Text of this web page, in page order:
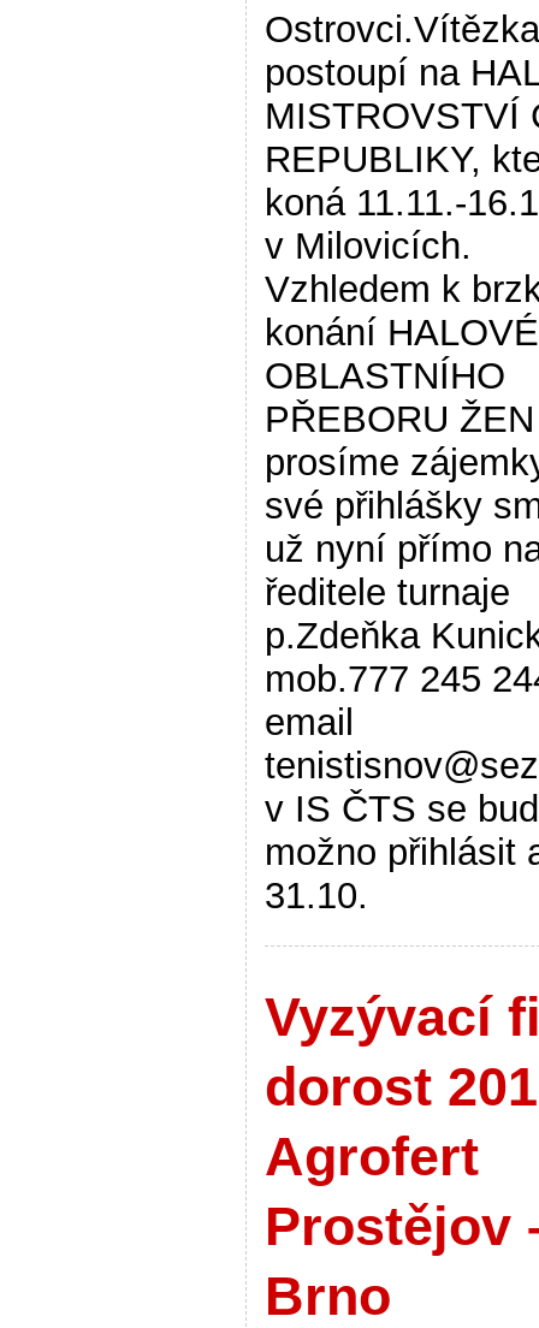
postoupí na
MISTROVSTVÍ
REPUBLIKY,
koná 11.11.-
v Milovicích.
Vzhledem k
konání
OBLASTNÍHO
PŘEBORU ŽEN
prosíme
své přihlášky
už nyní přímo
ředitele turnaje
p.Zdeňka
mob.777 245
email
v IS ČTS se
možno přihlásit
31.10.
Vyzývací
dorost
Agrofert
Prostějov
Brno